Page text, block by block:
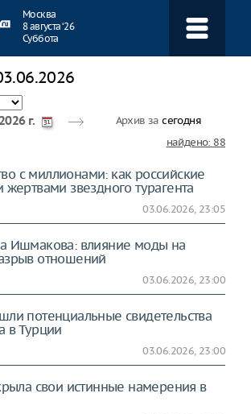
Москва
8 августа ‘26
Суббота
г. Архив засегодня
найдено: 88
с миллионами: как российские
жертвами звездного турагента
03.06.2026, 23:05
Ишмакова: влияние моды на
отношений
03.06.2026, 23:00
потенциальные свидетельства
в Турции
03.06.2026, 23:00
свои истинные намерения в